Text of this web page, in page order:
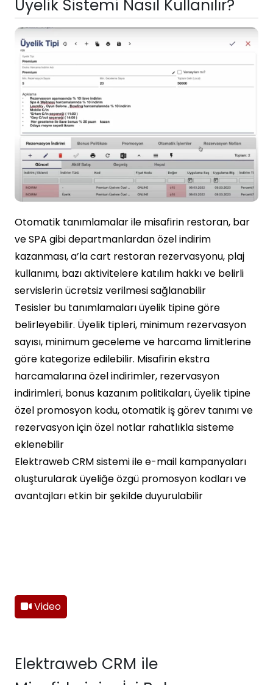
Üyelik Sistemi Nasıl Kullanılır?
Otomatik tanımlamalar ile misafirin restoran, bar
ve SPA gibi departmanlardan özel indirim
kazanması, a’la cart restoran rezervasyonu, plaj
kullanımı, bazı aktivitelere katılım hakkı ve belirli
servislerin ücretsiz verilmesi sağlanabilir
Tesisler bu tanımlamaları üyelik tipine göre
belirleyebilir. Üyelik tipleri, minimum rezervasyon
sayısı, minimum geceleme ve harcama limitlerine
göre kategorize edilebilir. Misafirin ekstra
harcamalarına özel indirimler, rezervasyon
indirimleri, bonus kazanım politikaları, üyelik tipine
özel promosyon kodu, otomatik iş görev tanımı ve
rezervasyon için özel notlar rahatlıkla sisteme
eklenebilir
Elektraweb CRM sistemi ile e-mail kampanyaları
oluşturularak üyeliğe özgü promosyon kodları ve
avantajları etkin bir şekilde duyurulabilir
Video
Elektraweb CRM ile